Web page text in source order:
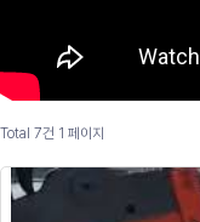
Total 7건 1 페이지